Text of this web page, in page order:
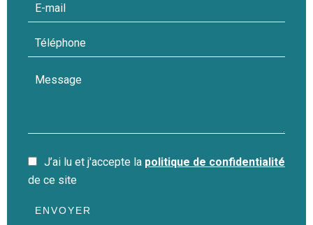
J’ai lu et j'accepte la politique de confidentialité
de ce site
ENVOYER